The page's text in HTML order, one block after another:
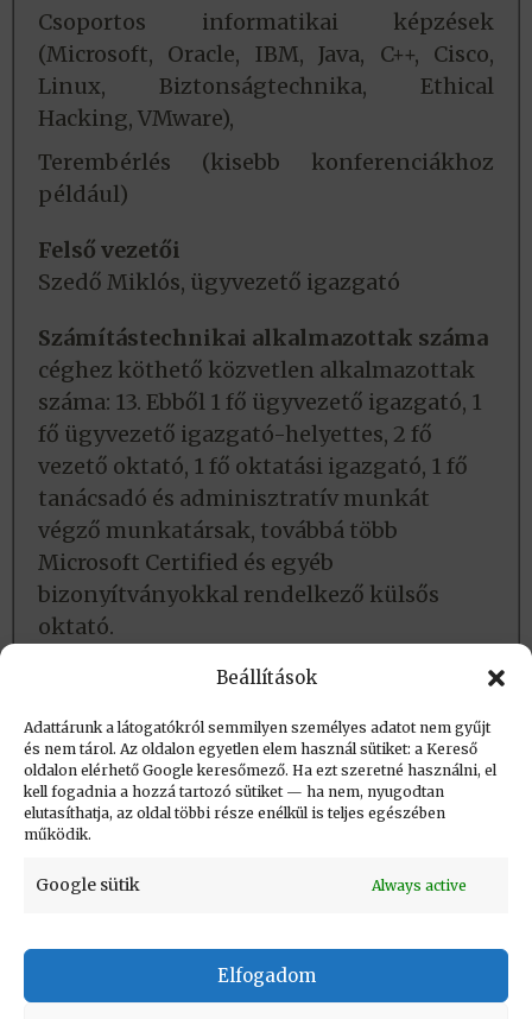
Beállítások
Adattárunk a látogatókról semmilyen személyes adatot nem gyűjt
és nem tárol. Az oldalon egyetlen elem használ sütiket: a Kereső
oldalon elérhető Google keresőmező. Ha ezt szeretné használni, el
kell fogadnia a hozzá tartozó sütiket — ha nem, nyugodtan
elutasíthatja, az oldal többi része enélkül is teljes egészében
működik.
Google sütik Always active
Elfogadom
Csoportos informatikai képzések
(Microsoft, Oracle, IBM, Java, C++, Cisco,
Linux, Biztonságtechnika, Ethical
Hacking, VMware),
Terembérlés (kisebb konferenciákhoz
például)
Felső vezetői
Szedő Miklós, ügyvezető igazgató
Számítástechnikai alkalmazottak száma
céghez köthető közvetlen alkalmazottak
száma: 13. Ebből 1 fő ügyvezető igazgató, 1
fő ügyvezető igazgató-helyettes, 2 fő
vezető oktató, 1 fő oktatási igazgató, 1 fő
tanácsadó és adminisztratív munkát
végző munkatársak, továbbá több
Microsoft Certified és egyéb
bizonyítványokkal rendelkező külsős
oktató.
Létrehozva: 2016.07.03. 15:29
Utolsó módosítás: 2017.08.21. 10:47
Impresszum